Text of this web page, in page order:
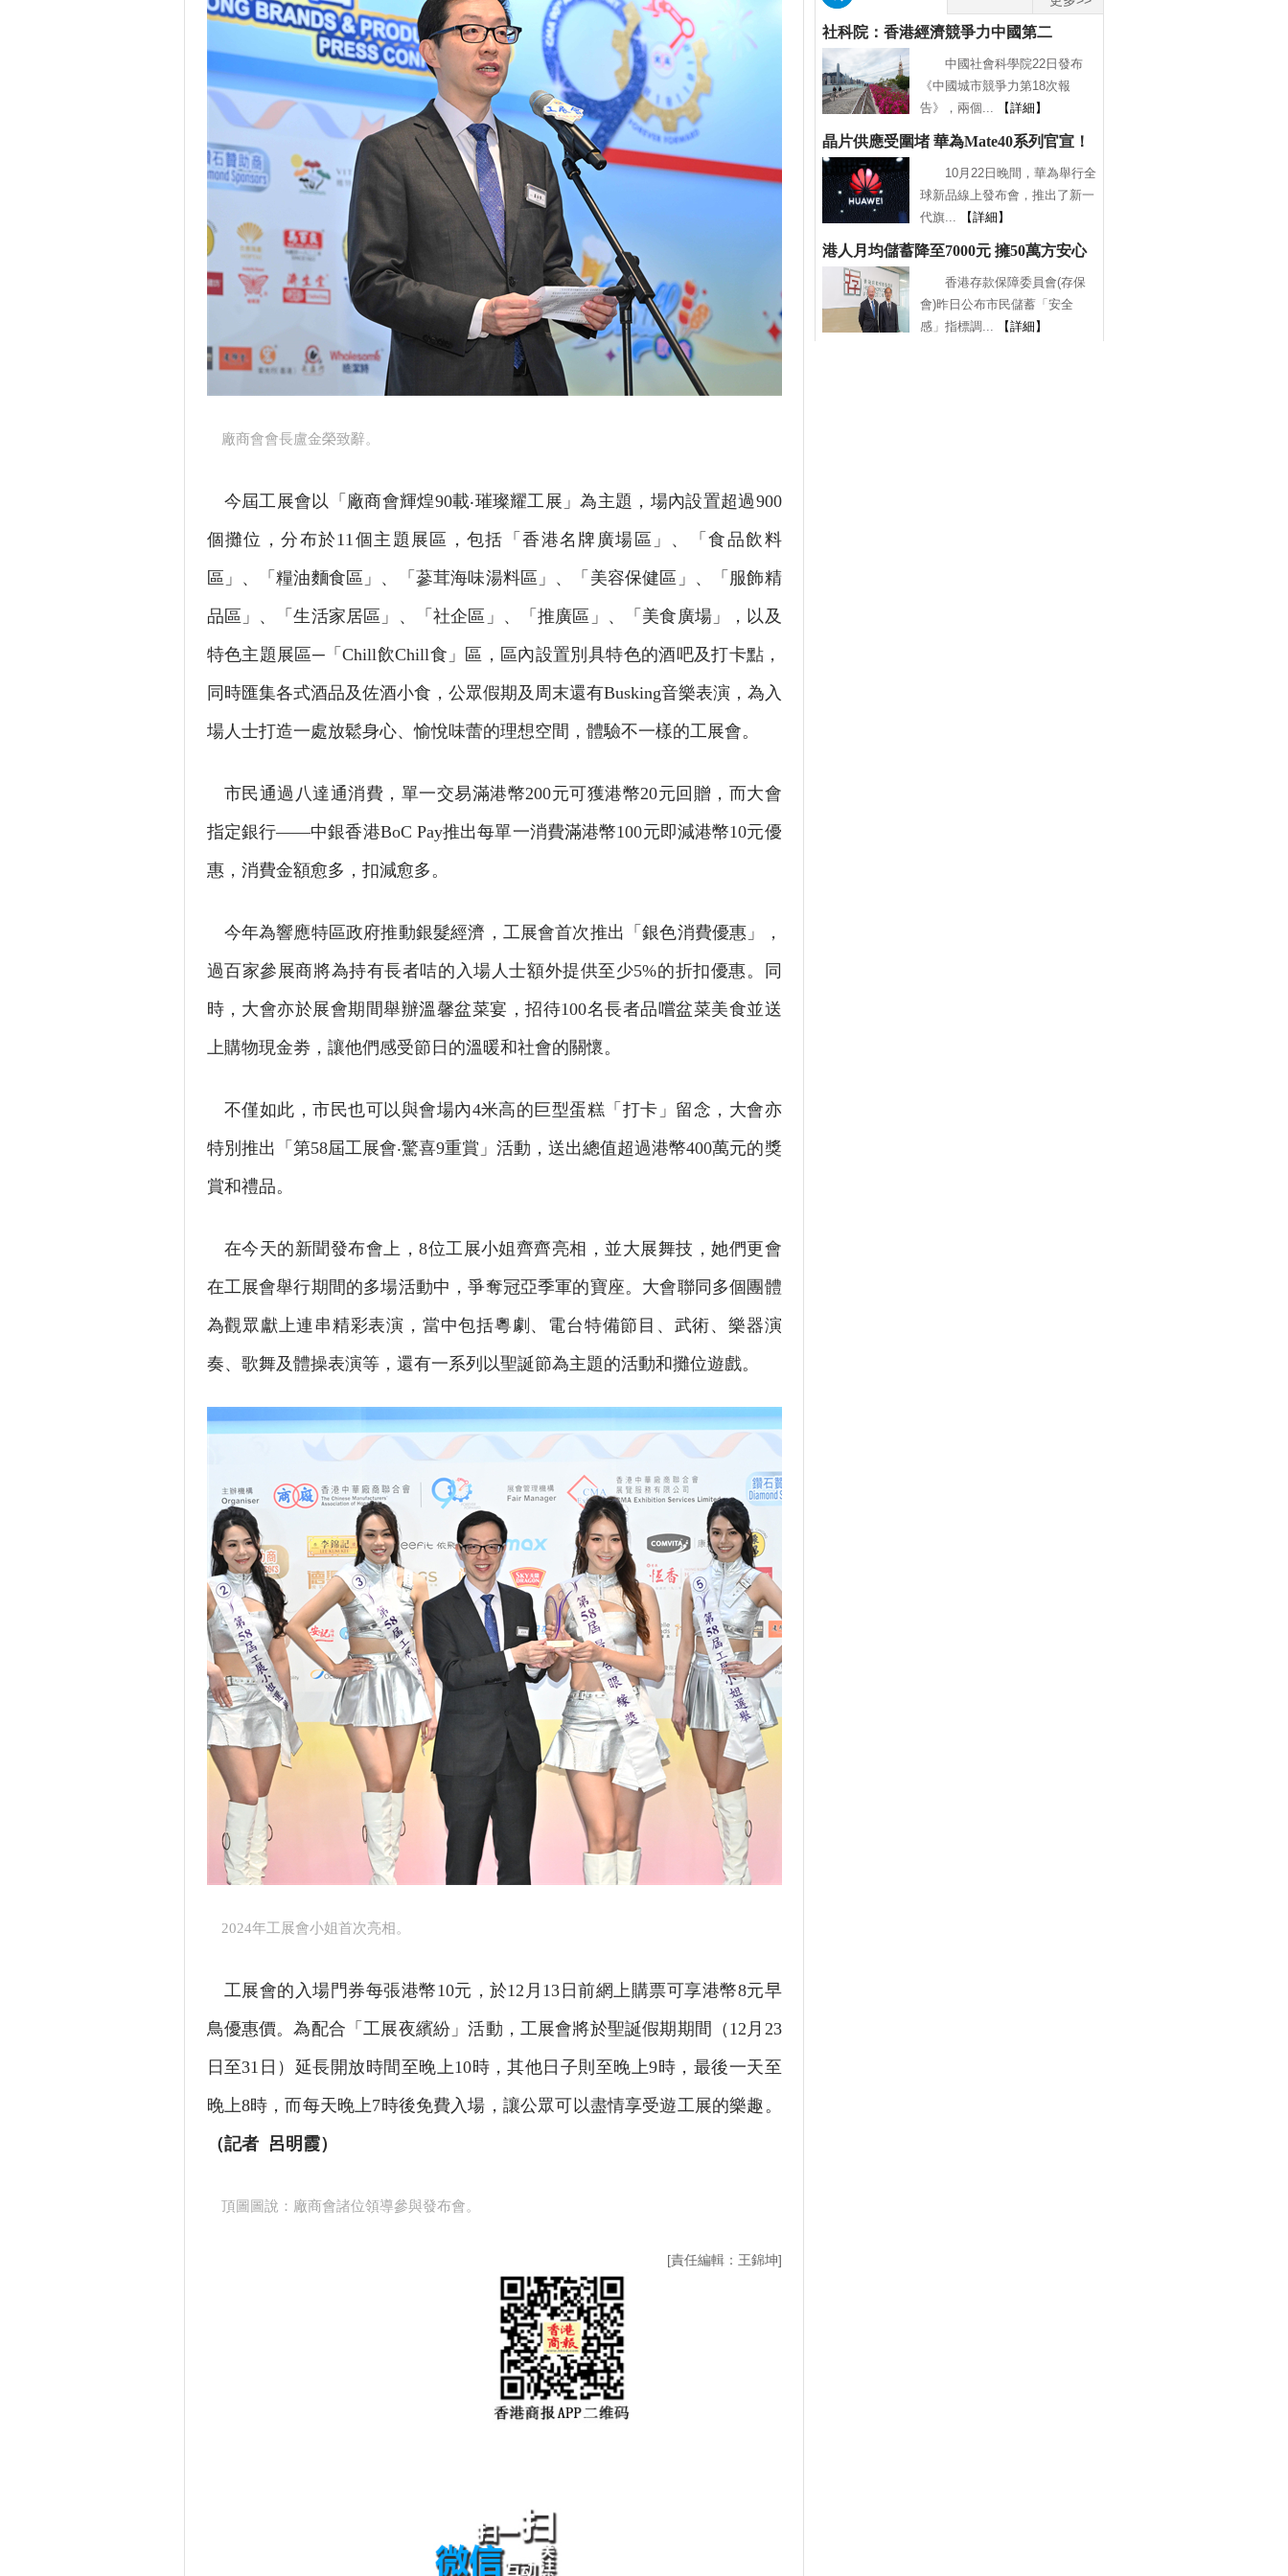
廠商會會長盧金榮致辭。
今屆工展會以「廠商會輝煌90載‧璀璨耀工展」為主題，場內設置超過900
個攤位，分布於11個主題展區，包括「香港名牌廣場區」、「食品飲料
區」、「糧油麵食區」、「蔘茸海味湯料區」、「美容保健區」、「服飾精
品區」、「生活家居區」、「社企區」、「推廣區」、「美食廣場」，以及
特色主題展區─「Chill飲Chill食」區，區內設置別具特色的酒吧及打卡點，
同時匯集各式酒品及佐酒小食，公眾假期及周末還有Busking音樂表演，為入
場人士打造一處放鬆身心、愉悅味蕾的理想空間，體驗不一樣的工展會。
市民通過八達通消費，單一交易滿港幣200元可獲港幣20元回贈，而大會
指定銀行——中銀香港BoC Pay推出每單一消費滿港幣100元即減港幣10元優
惠，消費金額愈多，扣減愈多。
今年為響應特區政府推動銀髮經濟，工展會首次推出「銀色消費優惠」，
過百家參展商將為持有長者咭的入場人士額外提供至少5%的折扣優惠。同
時，大會亦於展會期間舉辦溫馨盆菜宴，招待100名長者品嚐盆菜美食並送
上購物現金劵，讓他們感受節日的溫暖和社會的關懷。
不僅如此，市民也可以與會場內4米高的巨型蛋糕「打卡」留念，大會亦
特別推出「第58屆工展會‧驚喜9重賞」活動，送出總值超過港幣400萬元的獎
賞和禮品。
在今天的新聞發布會上，8位工展小姐齊齊亮相，並大展舞技，她們更會
在工展會舉行期間的多場活動中，爭奪冠亞季軍的寶座。大會聯同多個團體
為觀眾獻上連串精彩表演，當中包括粵劇、電台特備節目、武術、樂器演
奏、歌舞及體操表演等，還有一系列以聖誕節為主題的活動和攤位遊戲。
2024年工展會小姐首次亮相。
工展會的入場門券每張港幣10元，於12月13日前網上購票可享港幣8元早
鳥優惠價。為配合「工展夜繽紛」活動，工展會將於聖誕假期期間（12月23
日至31日）延長開放時間至晚上10時，其他日子則至晚上9時，最後一天至
晚上8時，而每天晚上7時後免費入場，讓公眾可以盡情享受遊工展的樂趣。
（記者 呂明霞）
頂圖圖說：廠商會諸位領導參與發布會。
[責任編輯：王錦坤]